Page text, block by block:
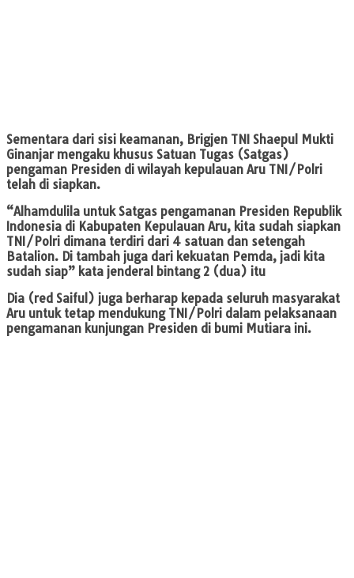
Sementara dari sisi keamanan, Brigjen TNI Shaepul Mukti
Ginanjar mengaku khusus Satuan Tugas (Satgas)
pengaman Presiden di wilayah kepulauan Aru TNI/Polri
telah di siapkan.
“Alhamdulila untuk Satgas pengamanan Presiden Republik
Indonesia di Kabupaten Kepulauan Aru, kita sudah siapkan
TNI/Polri dimana terdiri dari 4 satuan dan setengah
Batalion. Di tambah juga dari kekuatan Pemda, jadi kita
sudah siap” kata jenderal bintang 2 (dua) itu
Dia (red Saiful) juga berharap kepada seluruh masyarakat
Aru untuk tetap mendukung TNI/Polri dalam pelaksanaan
pengamanan kunjungan Presiden di bumi Mutiara ini.